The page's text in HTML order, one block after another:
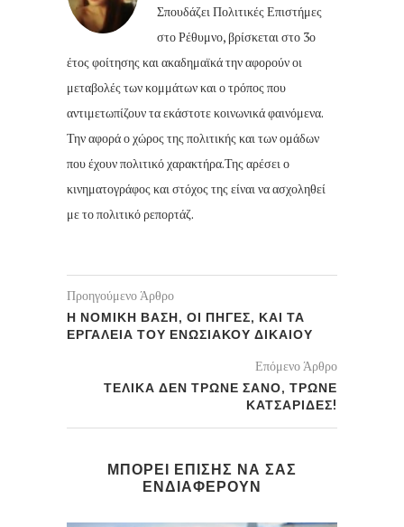
Σπουδάζει Πολιτικές Επιστήμες
στο Ρέθυμνο, βρίσκεται στο 3ο
έτος φοίτησης και ακαδημαϊκά την αφορούν οι
μεταβολές των κομμάτων και ο τρόπος που
αντιμετωπίζουν τα εκάστοτε κοινωνικά φαινόμενα.
Την αφορά ο χώρος της πολιτικής και των ομάδων
που έχουν πολιτικό χαρακτήρα.Της αρέσει ο
κινηματογράφος και στόχος της είναι να ασχοληθεί
με το πολιτικό ρεπορτάζ.
Προηγούμενο Άρθρο
Η ΝΟΜΙΚΗ ΒΑΣΗ, ΟΙ ΠΗΓΕΣ, ΚΑΙ ΤΑ
ΕΡΓΑΛΕΙΑ ΤΟΥ ΕΝΩΣΙΑΚΟΥ ΔΙΚΑΙΟΥ
Επόμενο Άρθρο
ΤΕΛΙΚΑ ΔΕΝ ΤΡΩΝΕ ΣΑΝΟ, ΤΡΩΝΕ
ΚΑΤΣΑΡΙΔΕΣ!
ΜΠΟΡΕΙ ΕΠΙΣΗΣ ΝΑ ΣΑΣ
ΕΝΔΙΑΦΕΡΟΥΝ